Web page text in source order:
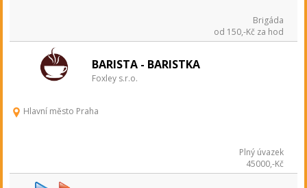
Brigáda
od 150,-Kč za hod
BARISTA - BARISTKA
Foxley s.r.o.
Hlavní město Praha
Plný úvazek
45000,-Kč